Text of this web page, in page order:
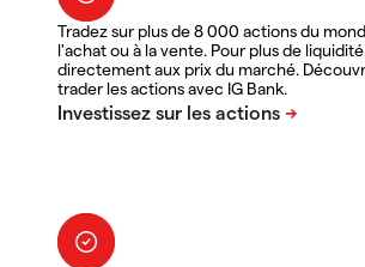
Tradez sur plus de 8 000 actions du
l'achat ou à la vente. Pour plus de
directement aux prix du marché.
trader les actions avec IG Bank.